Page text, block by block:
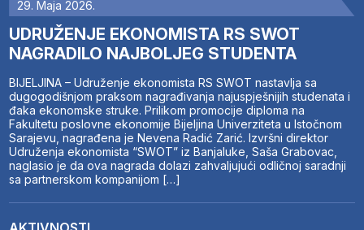
29. Maja 2026.
UDRUŽENJE EKONOMISTA RS SWOT
NAGRADILO NAJBOLJEG STUDENTA
BIJELJINA – Udruženje ekonomista RS SWOT nastavlja sa
dugogodišnjom praksom nagrađivanja najuspješnijih studenata i
đaka ekonomske struke. Prilikom promocije diploma na
Fakultetu poslovne ekonomije Bijeljina Univerziteta u Istočnom
Sarajevu, nagrađena je Nevena Radić Zarić. Izvršni direktor
Udruženja ekonomista “SWOT” iz Banjaluke, Saša Grabovac,
naglasio je da ova nagrada dolazi zahvaljujući odličnoj saradnji
sa partnerskom kompanijom […]